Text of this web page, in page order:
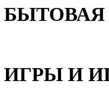
ИГРЫ И